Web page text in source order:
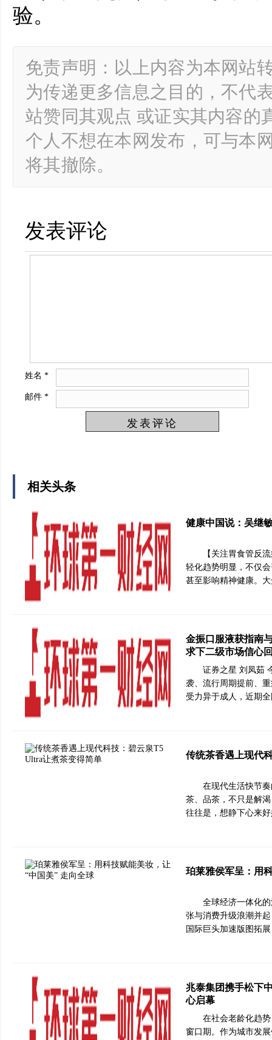
验。
免责声明：以上内容为本网站
为传递更多信息之目的，不代
站赞同其观点 或证实其内容的
个人不想在本网发布，可与本
将其撤除。
发表评论
姓名 *
邮件 *
相关头条
健康中国说：吴继
【关注胃食管反
轻化趋势明显，不仅
甚至影响精神健康。
金振口服液获指南
求下二级市场信心
证券之星 刘凤茹
袭、流行周期提前、
受力异于成人，近期
传统茶香遇上现代
在现代生活快节
茶、品茶，不只是解
往往是，想静下心来
珀莱雅侯军呈：用
全球经济一体化
张与消费升级浪潮并
国际巨头加速版图拓
兆泰集团携手松下
心启幕
在社会老龄化趋
窗口期。作为城市发